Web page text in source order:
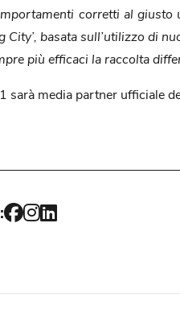
corretti al giusto
City’, basata sull’utilizzo di
più efficaci la raccolta
sarà media partner ufficiale